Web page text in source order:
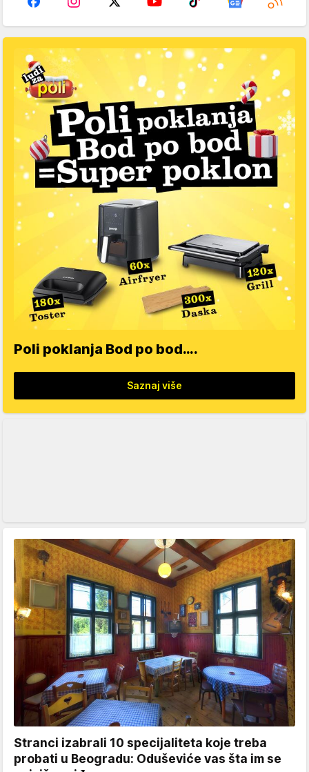
Poli poklanja Bod po bod….
Saznaj više
Stranci izabrali 10 specijaliteta koje treba
probati u Beogradu: Oduševiće vas šta im se